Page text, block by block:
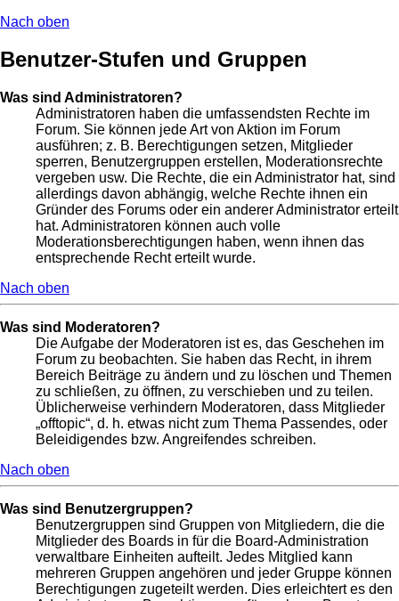
Nach oben
Benutzer-Stufen und Gruppen
Was sind Administratoren?
Administratoren haben die umfassendsten Rechte im
Forum. Sie können jede Art von Aktion im Forum
ausführen; z. B. Berechtigungen setzen, Mitglieder
sperren, Benutzergruppen erstellen, Moderationsrechte
vergeben usw. Die Rechte, die ein Administrator hat, sind
allerdings davon abhängig, welche Rechte ihnen ein
Gründer des Forums oder ein anderer Administrator erteilt
hat. Administratoren können auch volle
Moderationsberechtigungen haben, wenn ihnen das
entsprechende Recht erteilt wurde.
Nach oben
Was sind Moderatoren?
Die Aufgabe der Moderatoren ist es, das Geschehen im
Forum zu beobachten. Sie haben das Recht, in ihrem
Bereich Beiträge zu ändern und zu löschen und Themen
zu schließen, zu öffnen, zu verschieben und zu teilen.
Üblicherweise verhindern Moderatoren, dass Mitglieder
„offtopic“, d. h. etwas nicht zum Thema Passendes, oder
Beleidigendes bzw. Angreifendes schreiben.
Nach oben
Was sind Benutzergruppen?
Benutzergruppen sind Gruppen von Mitgliedern, die die
Mitglieder des Boards in für die Board-Administration
verwaltbare Einheiten aufteilt. Jedes Mitglied kann
mehreren Gruppen angehören und jeder Gruppe können
Berechtigungen zugeteilt werden. Dies erleichtert es den